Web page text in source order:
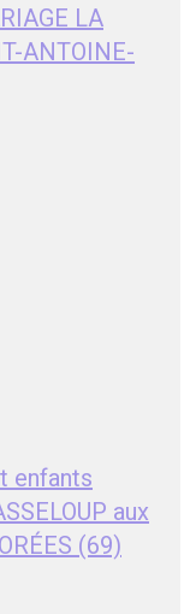
LA
ANTOINE-
enfants
aux
(69)